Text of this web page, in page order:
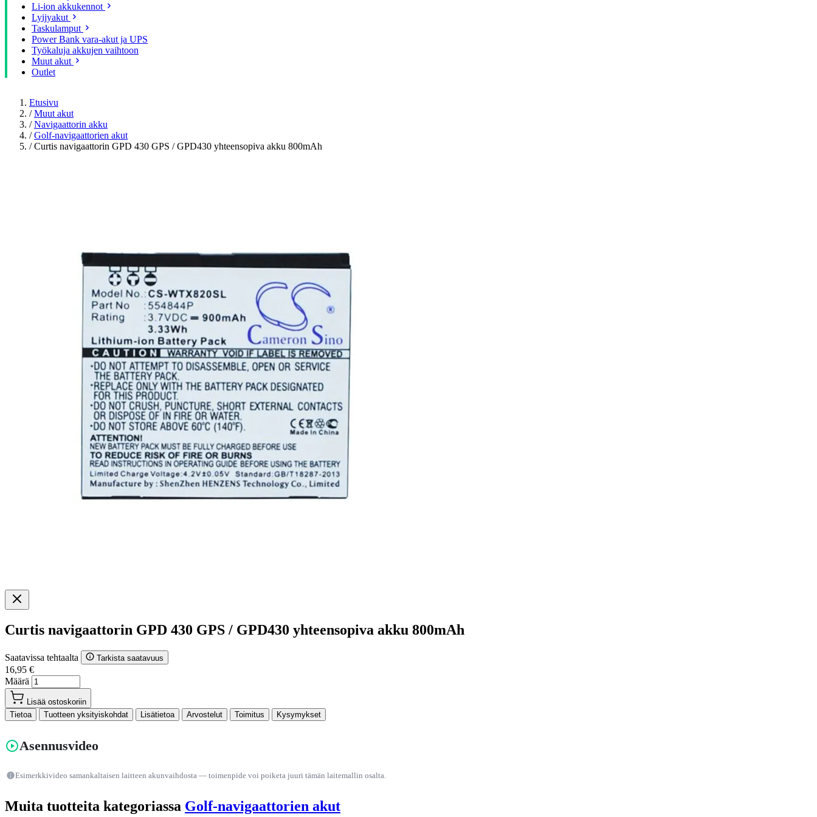
Li-ion akkukennot
Lyijyakut
Taskulamput
Power Bank vara-akut ja UPS
Työkaluja akkujen vaihtoon
Muut akut
Outlet
Etusivu
/ Muut akut
/ Navigaattorin akku
/ Golf-navigaattorien akut
/ Curtis navigaattorin GPD 430 GPS / GPD430 yhteensopiva akku 800mAh
Curtis navigaattorin GPD 430 GPS / GPD430 yhteensopiva akku 800mAh
Saatavissa tehtaalta Tarkista saatavuus
16,95 €
Määrä
Lisää ostoskoriin
Tietoa
Tuotteen yksityiskohdat Lisätietoa Arvostelut Toimitus Kysymykset
Asennusvideo
Esimerkkivideo samankaltaisen laitteen akunvaihdosta — toimenpide voi poiketa juuri tämän laitemallin osalta.
Muita tuotteita kategoriassa Golf-navigaattorien akut